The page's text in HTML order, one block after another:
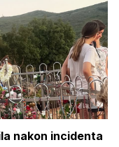
nakon incidenta